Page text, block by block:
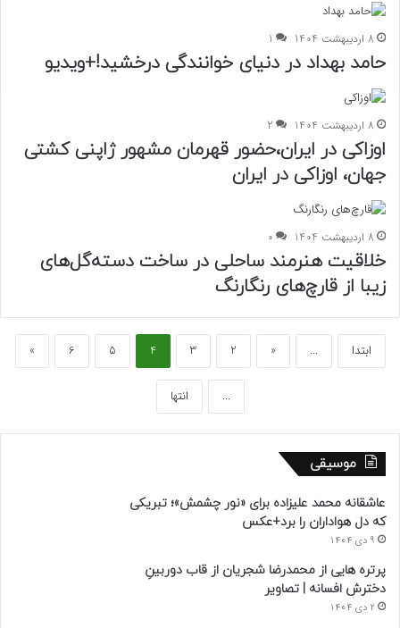
8 اردیبهشت 1404 1
حامد بهداد در دنیای خوانندگی درخشید!+ویدیو
8 اردیبهشت 1404 2
اوزاکی در ایران،حضور قهرمان مشهور ژاپنی کشتی
جهان، اوزاکی در ایران
8 اردیبهشت 1404 0
خلاقیت هنرمند ساحلی در ساخت دسته‌گل‌های
زیبا از قارچ‌های رنگارنگ
ابتدا ...
«
2
3
4
5
6
»
... انتها
موسیقی
عاشقانه محمد علیزاده برای «نور چشمش»؛ تبریکی
که دل هواداران را برد+عکس
9 دی 1404
پرتره هایی از محمدرضا شجریان از قاب دوربینِ
دخترش افسانه | تصاویر
2 دی 1404